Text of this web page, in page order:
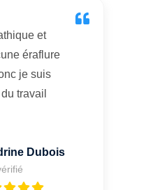
et
éraflure
je suis
travail
Dubois